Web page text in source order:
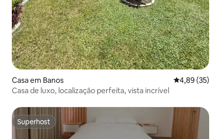
Casa em Banos Classificação
4,89 (35)
Casa de luxo, localização perfeita, vista incrível
Superhost
Superhost